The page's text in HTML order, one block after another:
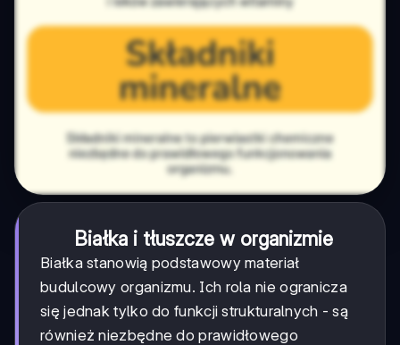
Białka i tłuszcze w organizmie
Białka stanowią podstawowy materiał
budulcowy organizmu. Ich rola nie ogranicza
się jednak tylko do funkcji strukturalnych - są
również niezbędne do prawidłowego